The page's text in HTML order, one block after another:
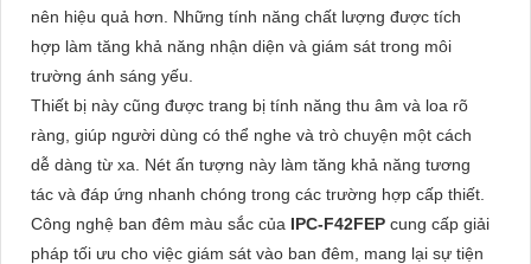
nên hiệu quả hơn. Những tính năng chất lượng được tích
hợp làm tăng khả năng nhận diện và giám sát trong môi
trường ánh sáng yếu.
Thiết bị này cũng được trang bị tính năng thu âm và loa rõ
ràng, giúp người dùng có thể nghe và trò chuyện một cách
dễ dàng từ xa. Nét ấn tượng này làm tăng khả năng tương
tác và đáp ứng nhanh chóng trong các trường hợp cấp thiết.
Công nghệ ban đêm màu sắc của IPC-F42FEP cung cấp giải
pháp tối ưu cho việc giám sát vào ban đêm, mang lại sự tiện